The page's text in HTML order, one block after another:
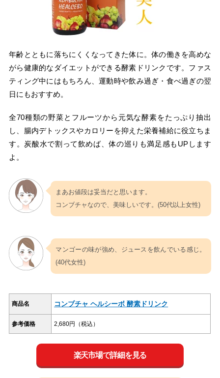
年齢とともに落ちにくくなってきた体に。体の働きを高めな
がら健康的なダイエットができる酵素ドリンクです。ファス
ティング中にはもちろん、運動時や飲み過ぎ・食べ過ぎの翌
日にもおすすめ。
全70種類の野菜とフルーツから元気な酵素をたっぷり抽出
し、腸内デトックスやカロリーを抑えた栄養補給に役立ちま
す。炭酸水で割って飲めば、体の巡りも満足感もUPします
よ。
まあお値段は妥当だと思います。
コンブチャなので、美味しいです。(50代以上女性)
マンゴーの味が強め、ジュースを飲んでいる感じ。
(40代女性)
商品名 コンブチャ ヘルシーボ 酵素ドリンク
参考価格 2,680円（税込）
楽天市場で詳細を見る